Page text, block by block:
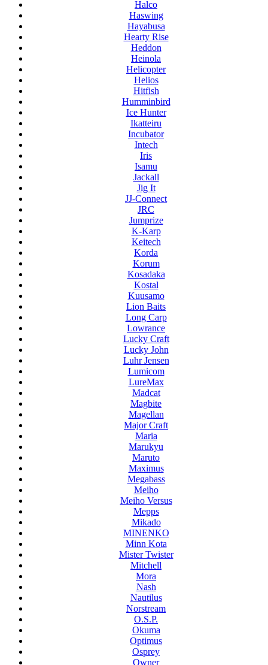
Halco
Haswing
Hayabusa
Hearty Rise
Heddon
Heinola
Helicopter
Helios
Hitfish
Humminbird
Ice Hunter
Ikatteiru
Incubator
Intech
Iris
Isamu
Jackall
Jig It
JJ-Connect
JRC
Jumprize
K-Karp
Keitech
Korda
Korum
Kosadaka
Kostal
Kuusamo
Lion Baits
Long Carp
Lowrance
Lucky Craft
Lucky John
Luhr Jensen
Lumicom
LureMax
Madcat
Magbite
Magellan
Major Craft
Maria
Marukyu
Maruto
Maximus
Megabass
Meiho
Meiho Versus
Mepps
Mikado
MINENKO
Minn Kota
Mister Twister
Mitchell
Mora
Nash
Nautilus
Norstream
O.S.P.
Okuma
Optimus
Osprey
Owner